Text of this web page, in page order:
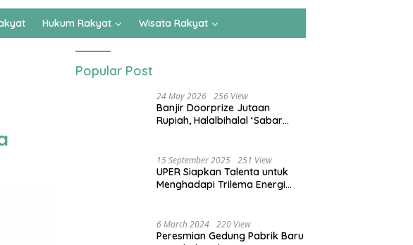
Hukum Rakyat Wisata Rakyat
Popular Post
24 May 2026 256 View
Banjir Doorprize Jutaan
Rupiah, Halalbihalal ‘Sabar
15 September 2025 251 View
UPER Siapkan Talenta untuk
Menghadapi Trilema Energi
Beasiswa 30% di 2025
6 March 2024 220 View
Peresmian Gedung Pabrik Baru